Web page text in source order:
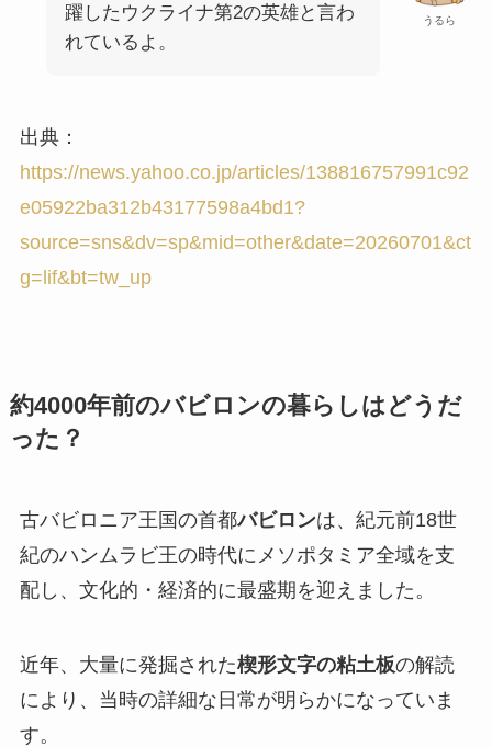
うるら
躍したウクライナ第2の英雄と言わ
れているよ。
出典：
https://news.yahoo.co.jp/articles/138816757991c92
e05922ba312b43177598a4bd1?
source=sns&dv=sp&mid=other&date=20260701&ct
g=lif&bt=tw_up
約4000年前のバビロンの暮らしはどうだ
った？
古バビロニア王国の首都バビロンは、紀元前18世
紀のハンムラビ王の時代にメソポタミア全域を支
配し、文化的・経済的に最盛期を迎えました。
近年、大量に発掘された楔形文字の粘土板の解読
により、当時の詳細な日常が明らかになっていま
す。